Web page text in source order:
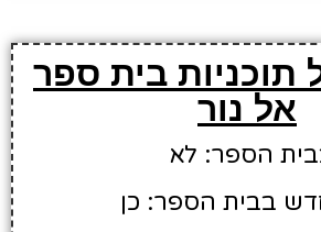
תוכניות בית ספר
אל נור
הספר: לא
בבית הספר: כן